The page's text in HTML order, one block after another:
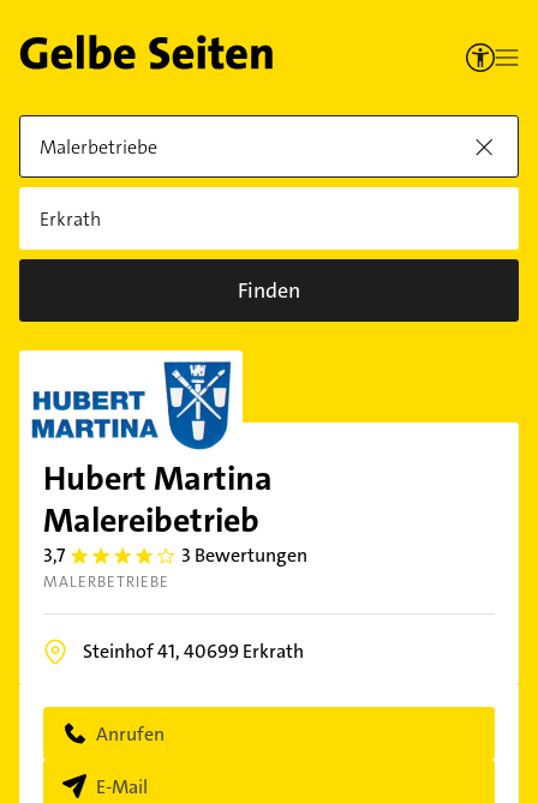
Finden
Hubert Martina
Malereibetrieb
3,7 3.7 3 Bewertungen
MALERBETRIEBE
Steinhof 41,40699Erkrath
Anrufen
E-Mail